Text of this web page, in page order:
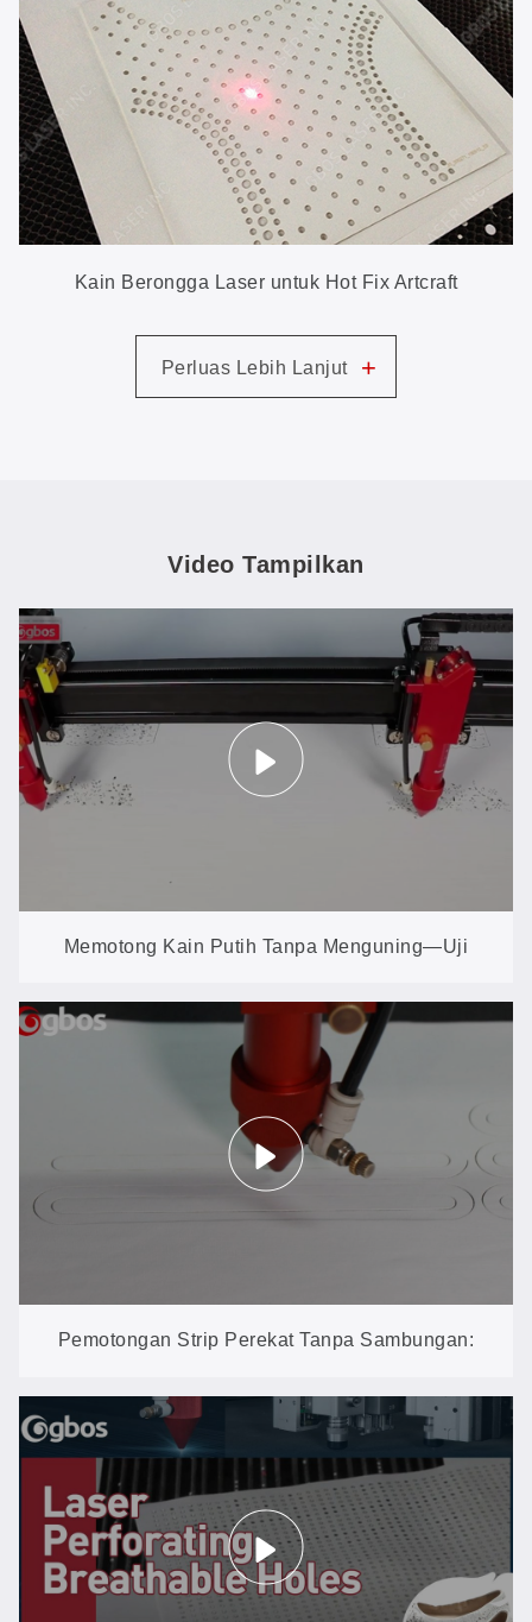
Kain Berongga Laser untuk Hot Fix Artcraft
Perluas Lebih Lanjut +
Video Tampilkan
Memotong Kain Putih Tanpa Menguning—Uji
Coba Tersulit bagi Laser Manapun
Pemotongan Strip Perekat Tanpa Sambungan:
Tepi yang Rapi dan Siap untuk Perekatan Tanpa
Jahitan